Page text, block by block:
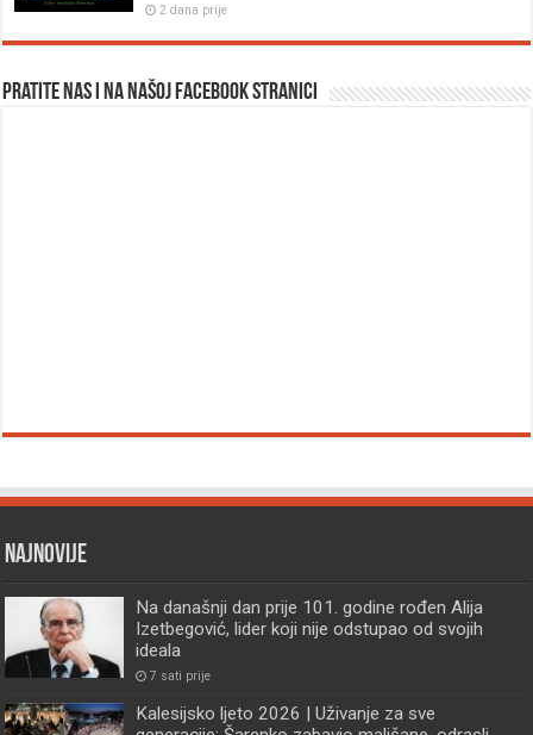
2 dana prije
Pratite nas i na našoj facebook stranici
Najnovije
Na današnji dan prije 101. godine rođen Alija
Izetbegović, lider koji nije odstupao od svojih
ideala
7 sati prije
Kalesijsko ljeto 2026 | Uživanje za sve